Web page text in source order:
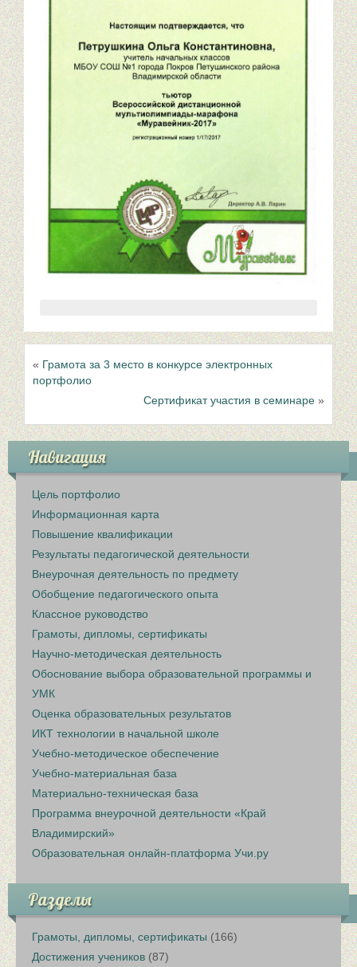
« Грамота за 3 место в конкурсе электронных
портфолио
Сертификат участия в семинаре »
Навигация
Цель портфолио
Информационная карта
Повышение квалификации
Результаты педагогической деятельности
Внеурочная деятельность по предмету
Обобщение педагогического опыта
Классное руководство
Грамоты, дипломы, сертификаты
Научно-методическая деятельность
Обоснование выбора образовательной программы и
УМК
Оценка образовательных результатов
ИКТ технологии в начальной школе
Учебно-методическое обеспечение
Учебно-материальная база
Материально-техническая база
Программа внеурочной деятельности «Край
Владимирский»
Образовательная онлайн-платформа Учи.ру
Разделы
Грамоты, дипломы, сертификаты (166)
Достижения учеников (87)